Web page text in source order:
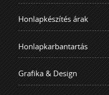
Honlapkészítés árak
Honlapkarbantartás
Grafika & Design